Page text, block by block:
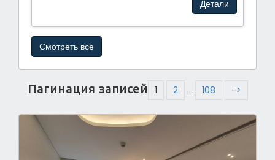
Детали
Смотреть все
Пагинация записей 1 2 … 108 ->